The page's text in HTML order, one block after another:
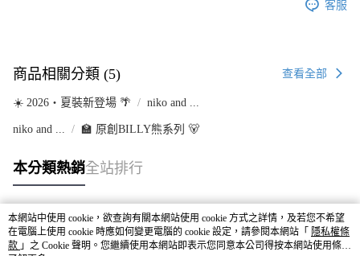
客服
商品相關分類 (5) 查看全部
☀️ 2026・夏裝新登場 🌴 niko and ...
niko and ... 🏫 原創BILLY熊系列 🐻
本分類熱銷全站排行
熱門標籤
本網站中使用 cookie，欲查詢有關本網站使用 cookie 方式之詳情，及若您不希望
在電腦上使用 cookie 時應如何變更電腦的 cookie 設定，請參閱本網站「 隱私權條
款 」之 Cookie 聲明。您繼續使用本網站即表示您同意本公司得按本網站使用條款